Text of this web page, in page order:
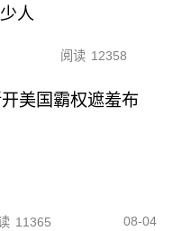
人
阅读 12358
美国霸权遮羞布
11365 08-04